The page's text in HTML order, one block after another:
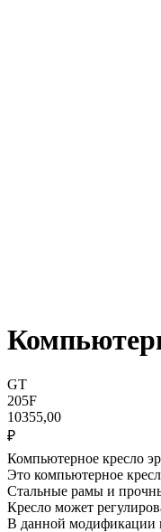
GT
205F
10355,00
₽
Компьютерное кресло
Это компьютерное
Стальные рамы и
Кресло может
В данной модификации